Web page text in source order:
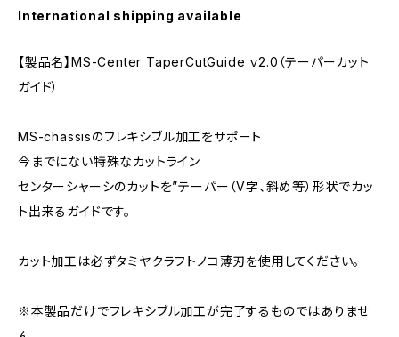
International shipping available
【製品名】MS-Center TaperCutGuide ｖ2.0（テーパーカット
ガイド）
MS-chassisのフレキシブル加工をサポート
今までにない特殊なカットライン
センターシャーシのカットを”テーパー（V字、斜め等）形状でカッ
ト出来るガイドです。
カット加工は必ずタミヤクラフトノコ薄刃を使用してください。
※本製品だけでフレキシブル加工が完了するものではありませ